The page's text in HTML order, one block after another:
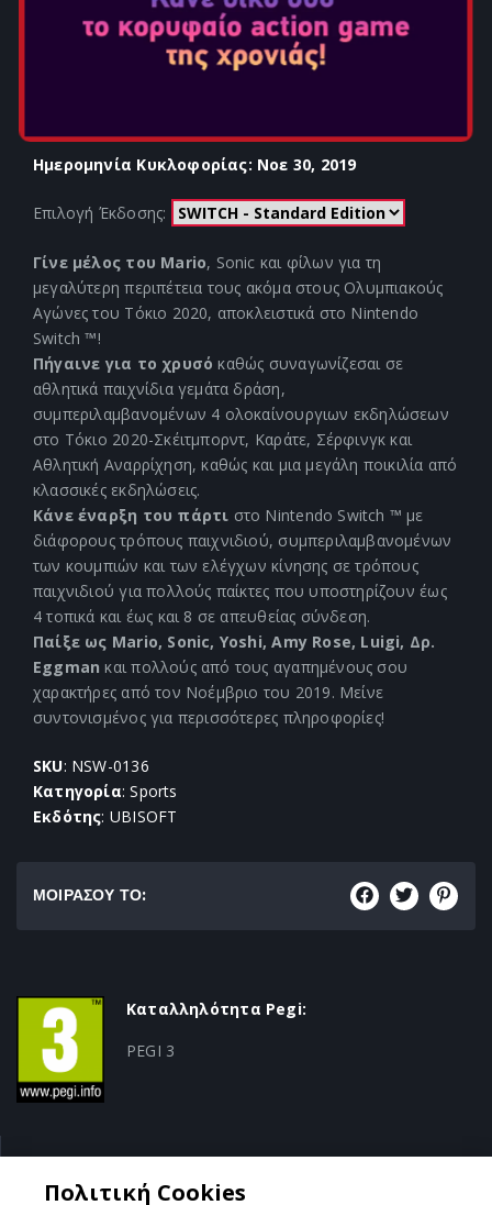
MARIO & SONIC AT THE
Ημερομηνία Κυκλοφορίας: Νοε 30, 2019
Επιλογή Έκδοσης:
Γίνε μέλος του Mario, Sonic και φίλων για τη
μεγαλύτερη περιπέτεια τους ακόμα στους Ολυμπιακούς
Αγώνες του Τόκιο 2020, αποκλειστικά στο Nintendo
Switch ™!
Πήγαινε για το χρυσό καθώς συναγωνίζεσαι σε
αθλητικά παιχνίδια γεμάτα δράση,
συμπεριλαμβανομένων 4 ολοκαίνουργιων εκδηλώσεων
στο Τόκιο 2020-Σκέιτμπορντ, Καράτε, Σέρφινγκ και
Αθλητική Αναρρίχηση, καθώς και μια μεγάλη ποικιλία από
κλασσικές εκδηλώσεις.
Κάνε έναρξη του πάρτι στο Nintendo Switch ™ με
διάφορους τρόπους παιχνιδιού, συμπεριλαμβανομένων
των κουμπιών και των ελέγχων κίνησης σε τρόπους
παιχνιδιού για πολλούς παίκτες που υποστηρίζουν έως
4 τοπικά και έως και 8 σε απευθείας σύνδεση.
Παίξε ως Mario, Sonic, Yoshi, Amy Rose, Luigi, Δρ.
Eggman και πολλούς από τους αγαπημένους σου
χαρακτήρες από τον Νοέμβριο του 2019. Μείνε
συντονισμένος για περισσότερες πληροφορίες!
SKU: NSW-0136
Κατηγορία: Sports
Εκδότης: UBISOFT
ΜΟΙΡΑΣΟΥ ΤΟ:
Καταλληλότητα Pegi:
PEGI 3
Πολιτική Cookies